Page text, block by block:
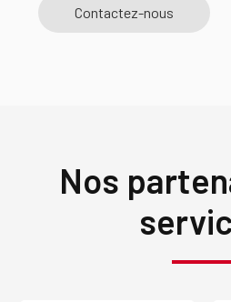
Contactez-nous
Nos